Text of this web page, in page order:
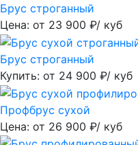
Брус строганный
Цена: от 23 900 ₽/ куб
Брус строганный
Купить: от 24 900 ₽/ куб
Профбрус сухой
Цена: от 26 900 ₽/ куб